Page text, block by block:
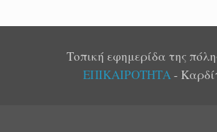
Τοπική εφημερίδα της
ΕΠΙΚΑΙΡΟΤΗΤΑ-